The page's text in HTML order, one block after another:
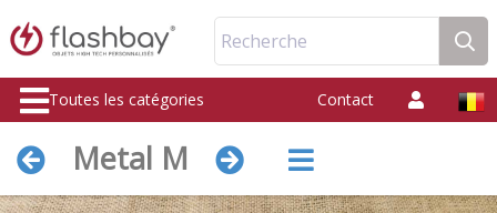
Recherche
Toutes les catégories Contact
Metal M